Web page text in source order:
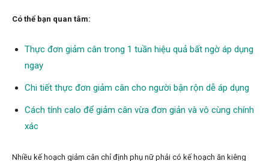
Có thể bạn quan tâm:
Thực đơn giảm cân trong 1 tuần hiệu quả bất ngờ áp dụng
ngay
Chi tiết thực đơn giảm cân cho người bận rộn dễ áp dụng
Cách tính calo để giảm cân vừa đơn giản và vô cùng chính
xác
Nhiều kế hoạch giảm cân chỉ định phụ nữ phải có kế hoạch ăn kiêng